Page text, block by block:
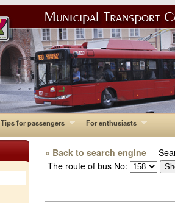
Tips for passengers For enthusiasts
« Back to search engine
The route of bus No: